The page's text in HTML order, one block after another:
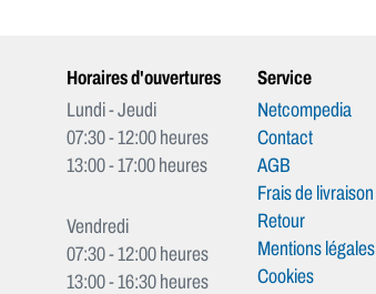
Horaires d'ouvertures
Lundi - Jeudi
07:30 - 12:00 heures
13:00 - 17:00 heures
Vendredi
07:30 - 12:00 heures
13:00 - 16:30 heures
Service
Netcompedia
Contact
AGB
Frais de livraison
Retour
Mentions légales
Cookies